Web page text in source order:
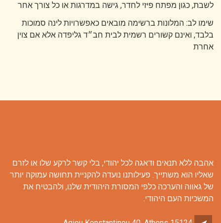
לשבת, כגון מפתח פיזי לחדר, גישה במדרגות או כל צורך אחר
שימו לב: המלונות ברשימה מובאים כאפשרויות לינה סמוכות
בלבד, ואינם קשורים רשמית לבית חב״ד גליפדה אלא אם צוין
אחרת
אהבה ללא תנאים ודאגה לכל יהודי, בלי קשר לרקע שלו או לזרם
שאליו הוא משתייך. פעילותנו נועדה להקניית תחושה עמוקה יותר
של גאווה והערכה כלפי המסורת היהודית שלנו, ולהבטיח את
המשכיות העם היהודי.